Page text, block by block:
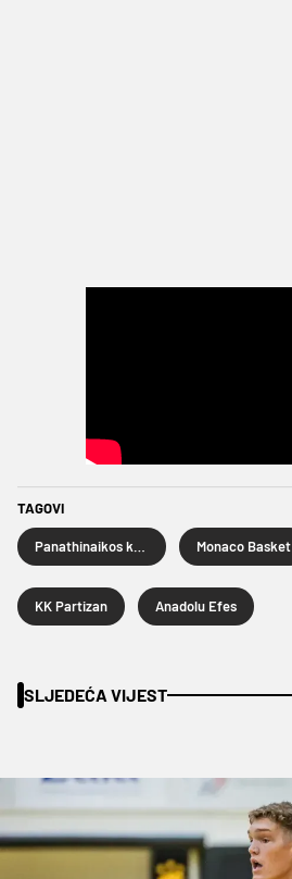
TAGOVI
Monaco Basket
KK Partizan Anadolu Efes
SLJEDEĆA VIJEST